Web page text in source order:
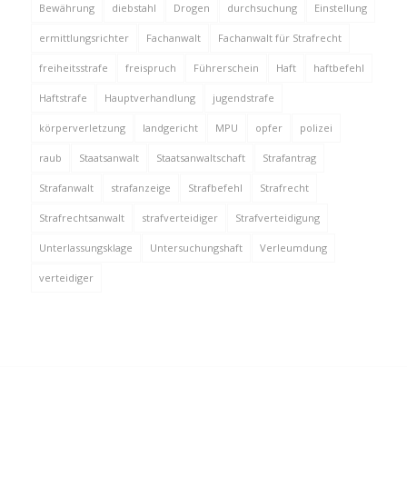
Bewährung diebstahl Drogen durchsuchung Einstellung
ermittlungsrichter Fachanwalt Fachanwalt für Strafrecht
freiheitsstrafe freispruch Führerschein Haft haftbefehl
Haftstrafe Hauptverhandlung jugendstrafe
körperverletzung landgericht MPU opfer polizei
raub Staatsanwalt Staatsanwaltschaft Strafantrag
Strafanwalt strafanzeige Strafbefehl Strafrecht
Strafrechtsanwalt strafverteidiger Strafverteidigung
Unterlassungsklage Untersuchungshaft Verleumdung
verteidiger